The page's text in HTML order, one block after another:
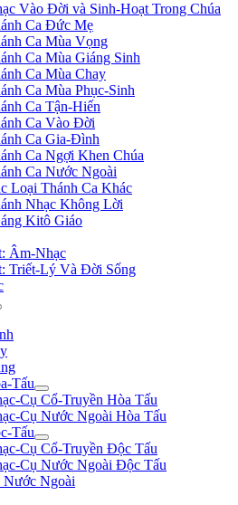
Vào Đời và Sinh-Hoạt Trong Chúa
Ca Đức Mẹ
Ca Mùa Vọng
Ca Mùa Giáng Sinh
Ca Mùa Chay
Ca Mùa Phục-Sinh
Ca Tận-Hiến
Ca Vào Đời
Ca Gia-Đình
Ca Ngợi Khen Chúa
Ca Nước Ngoài
Loại Thánh Ca Khác
Nhạc Không Lời
Kitô Giáo
Âm-Nhạc
Triết-Lý Và Đời Sống
Tấu
Cụ Cổ-Truyền Hòa Tấu
Cụ Nước Ngoài Hòa Tấu
Tấu
Cụ Cổ-Truyền Độc Tấu
Cụ Nước Ngoài Độc Tấu
Nước Ngoài